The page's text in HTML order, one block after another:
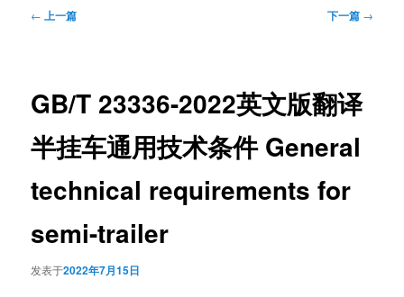
文
← 上一篇 下一篇 →
GB/T 23336-2022英文版翻译
半挂车通用技术条件 General
technical requirements for
semi-trailer
发表于2022年7月15日